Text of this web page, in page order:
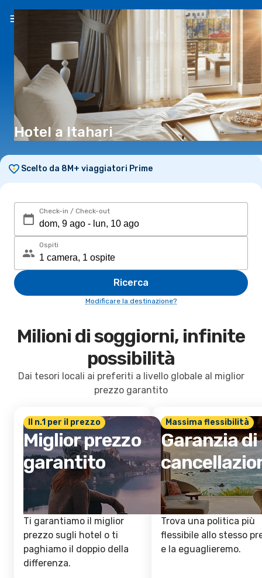
IT(€)
Hotel a Itahari
Scelto da 8M+ viaggiatori Prime
Check-in / Check-out
Ospiti
Ricerca
Modificare la destinazione?
Milioni di soggiorni, infinite
possibilità
Dai tesori locali ai preferiti a livello globale al miglior
prezzo garantito
Il n.1 per il prezzo
Miglior prezzo
garantito
Ti garantiamo il miglior
prezzo sugli hotel o ti
paghiamo il doppio della
differenza.
Massima flessibilità
Garanzia di
Trova una politica più
flessibile allo stesso
e la eguaglieremo.